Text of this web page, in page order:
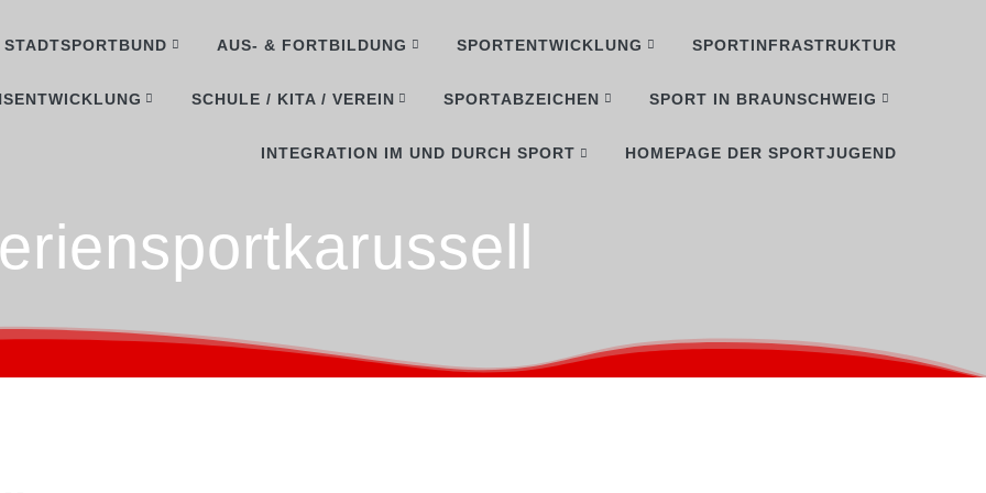
STADTSPORTBUND AUS- & FORTBILDUNG SPORTENTWICKLUNG SPORTINFRASTRUKTUR
SCHULE / KITA / VEREIN SPORTABZEICHEN SPORT IN BRAUNSCHWEIG
INTEGRATION IM UND DURCH SPORT HOMEPAGE DER SPORTJUGEND